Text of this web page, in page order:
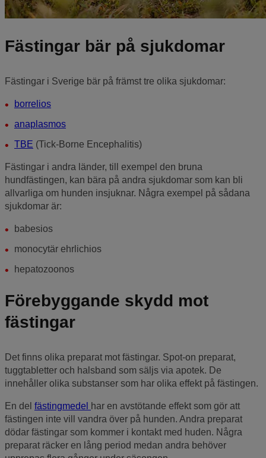
Fästingar bär på sjukdomar
Fästingar i Sverige bär på främst tre olika sjukdomar:
borrelios
anaplasmos
TBE (Tick-Borne Encephalitis)
Fästingar i andra länder, till exempel den bruna
hundfästingen, kan bära på andra sjukdomar som kan bli
allvarliga om hunden insjuknar. Några exempel på sådana
sjukdomar är:
babesios
monocytär ehrlichios
hepatozoonos
Förebyggande skydd mot
fästingar
Det finns olika preparat mot fästingar. Spot-on preparat,
tuggtabletter och halsband som säljs via apotek. De
innehåller olika substanser som har olika effekt på fästingen.
En del fästingmedel
har en avstötande effekt som gör att
fästingen inte vill vandra över på hunden. Andra preparat
dödar fästingar som kommer i kontakt med huden. Några
preparat räcker en lång period medan andra behöver